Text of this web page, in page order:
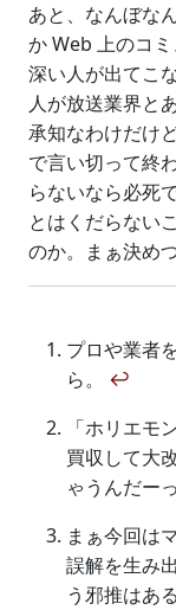
あと、なんぼな
か Web 上のコ
深い人が出てこ
人が放送業界と
承知なわけだけ
で言い切って終
らないなら必死
とはくだらない
のか。まぁ決め
プロや業者
ら。 ↩
「ホリエモ
買収して大
ゃうんだー
まぁ今回は
誤解を生み
う邪推はあ